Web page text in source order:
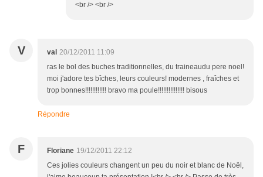
<br /> <br />
V val 20/12/2011 11:09
ras le bol des buches traditionnelles, du traineaudu pere noel!
moi j'adore tes bîches, leurs couleurs! modernes , fraîches et
trop bonnes!!!!!!!!!!!! bravo ma poule!!!!!!!!!!!!!!! bisous
Répondre
F Floriane 19/12/2011 22:12
Ces jolies couleurs changent un peu du noir et blanc de Noël,